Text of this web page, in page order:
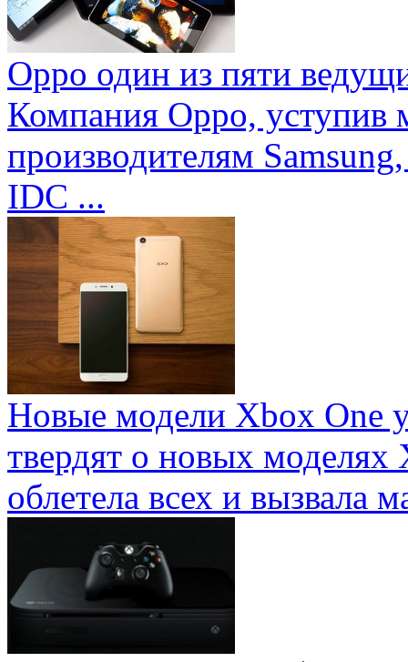
Oppo один из пяти
Компания Oppo, уступив
производителям
IDC ...
Новые модели Xbox One
твердят о новых
облетела всех и вызвала